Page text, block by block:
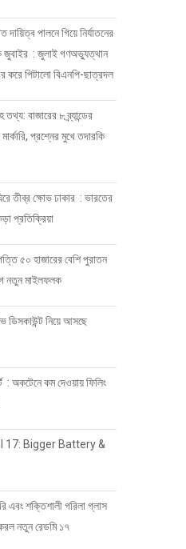
দায়িত্ব পালনে গিয়ে নির্যাতনের
জুবাইর : জুলাই গণঅভ্যুত্থান
করে পিটালো বিএনপি-ছাত্রদল
বাজারের ৮ ব্র্যান্ডের
প্রশ্নের মুখে তদারকি
তীব্র ক্ষোভ ঢাকার : ভারতের
প্রতিক্রিয়া
৫০ হাজারের বেশি পুরাতন
নতুন মাইলফলক
ডিসকাউন্ট নিয়ে আসছে
: অকটেনে কম দেওয়ায় ফিলিং
17: Bigger Battery &
এবং শক্তিশালী গরিলা গ্লাস
নতুন রেডমি ১৭